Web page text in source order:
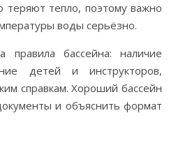
теряют тепло, поэтому важно
воды серьёзно.
правила бассейна: наличие
детей и инструкторов,
справкам. Хороший бассейн
и объяснить формат